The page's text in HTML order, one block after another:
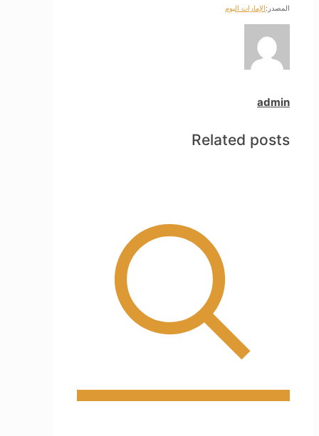
المصدر:الإمارات اليوم
admin
Related posts